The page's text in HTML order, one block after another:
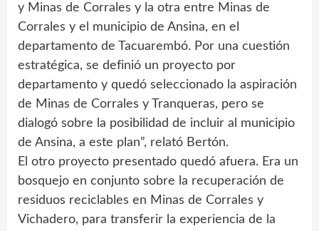
y Minas de Corrales y la otra entre Minas de
Corrales y el municipio de Ansina, en el
departamento de Tacuarembó. Por una cuestión
estratégica, se definió un proyecto por
departamento y quedó seleccionado la aspiración
de Minas de Corrales y Tranqueras, pero se
dialogó sobre la posibilidad de incluir al municipio
de Ansina, a este plan”, relató Bertón.
El otro proyecto presentado quedó afuera. Era un
bosquejo en conjunto sobre la recuperación de
residuos reciclables en Minas de Corrales y
Vichadero, para transferir la experiencia de la